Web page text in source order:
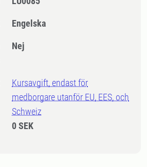
Engelska
Nej
Kursavgift, endast för
medborgare utanför EU, EES, och
Schweiz
0 SEK